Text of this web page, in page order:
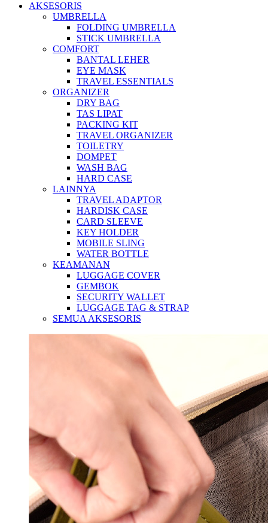
AKSESORIS
UMBRELLA
FOLDING UMBRELLA
STICK UMBRELLA
COMFORT
BANTAL LEHER
EYE MASK
TRAVEL ESSENTIALS
ORGANIZER
DRY BAG
TAS LIPAT
PACKING KIT
TRAVEL ORGANIZER
TOILETRY
DOMPET
WASH BAG
HARD CASE
LAINNYA
TRAVEL ADAPTOR
HARDISK CASE
CARD SLEEVE
KEY HOLDER
MOBILE SLING
WATER BOTTLE
KEAMANAN
LUGGAGE COVER
GEMBOK
SECURITY WALLET
LUGGAGE TAG & STRAP
SEMUA AKSESORIS